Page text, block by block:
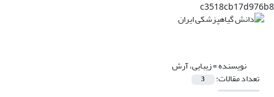
c3518cb17d976b8
نویسنده =زیبایی، آرش
تعداد مقالات: 3